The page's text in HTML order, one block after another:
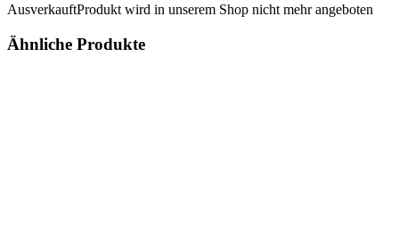
AusverkauftProdukt wird in unserem Shop nicht mehr angeboten
Ähnliche Produkte